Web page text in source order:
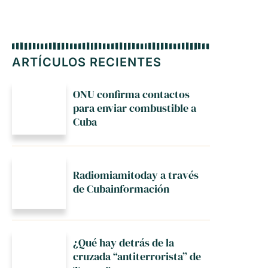
ARTÍCULOS RECIENTES
ONU confirma contactos
para enviar combustible a
Cuba
Radiomiamitoday a través
de Cubainformación
¿Qué hay detrás de la
cruzada “antiterrorista” de